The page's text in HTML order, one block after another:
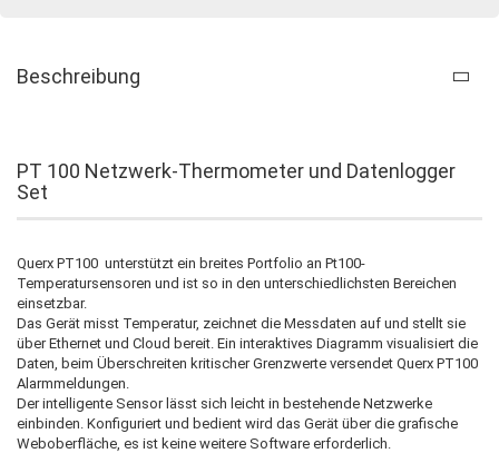
Beschreibung
PT 100 Netzwerk-Thermometer und Datenlogger
Set
Querx PT100 unterstützt ein breites Portfolio an Pt100-
Temperatursensoren und ist so in den unterschiedlichsten Bereichen
einsetzbar.
Das Gerät misst Temperatur, zeichnet die Messdaten auf und stellt sie
über Ethernet und Cloud bereit. Ein interaktives Diagramm visualisiert die
Daten, beim Überschreiten kritischer Grenzwerte versendet Querx PT100
Alarmmeldungen.
Der intelligente Sensor lässt sich leicht in bestehende Netzwerke
einbinden. Konfiguriert und bedient wird das Gerät über die grafische
Weboberfläche, es ist keine weitere Software erforderlich.